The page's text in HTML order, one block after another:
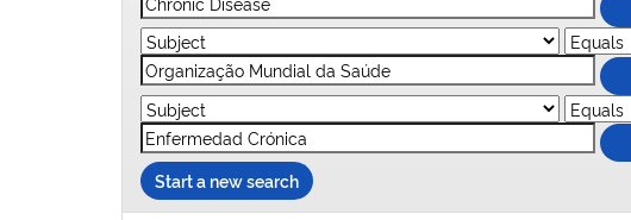
Start a new search